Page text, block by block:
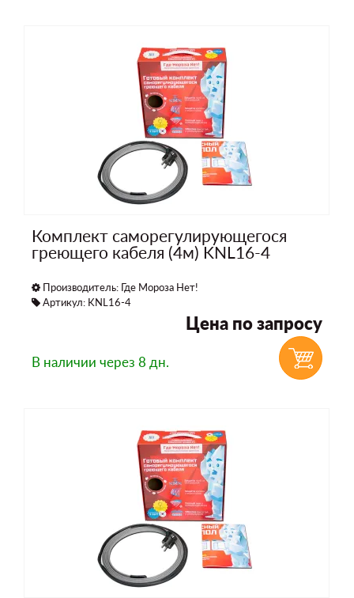
Комплект саморегулирующегося
греющего кабеля (4м) KNL16-4
Производитель: Где Мороза Нет!
Артикул: KNL16-4
Цена по запросу
В наличии через 8 дн.